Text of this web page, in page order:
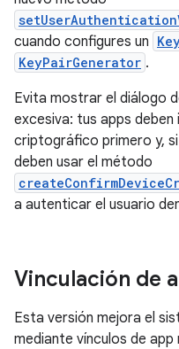
cuando configures un
KeyPairGenerator .
Evita mostrar el diálogo
excesiva: tus apps
criptográfico primero y,
deben usar el método
a autenticar el usuario
Vinculación de
Esta versión mejora el
mediante vínculos de